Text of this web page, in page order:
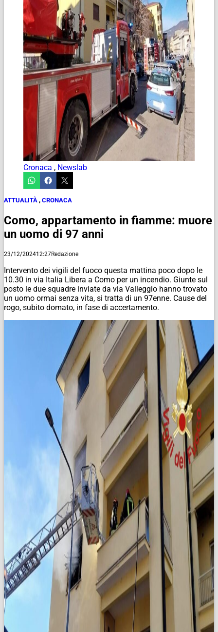
Cronaca , Newslab
ATTUALITÀ , CRONACA
Como, appartamento in fiamme: muore
un uomo di 97 anni
23/12/202412:27Redazione
Intervento dei vigili del fuoco questa mattina poco dopo le
10.30 in via Italia Libera a Como per un incendio. Giunte sul
posto le due squadre inviate da via Valleggio hanno trovato
un uomo ormai senza vita, si tratta di un 97enne. Cause del
rogo, subito domato, in fase di accertamento.